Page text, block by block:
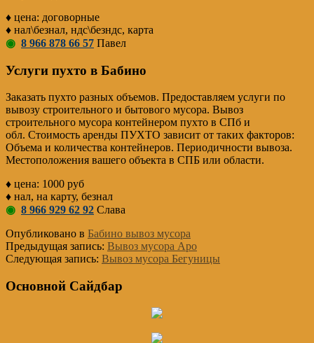
♦ цена: договорные
♦ нал\безнал, ндс\безндс, карта
◉ 8 966 878 66 57 Павел
Услуги пухто в Бабино
Заказать пухто разных объемов. Предоставляем услуги по
вывозу строительного и бытового мусора. Вывоз
строительного мусора контейнером пухто в СПб и
обл. Стоимость аренды ПУХТО зависит от таких факторов:
Объема и количества контейнеров. Периодичности вывоза.
Местоположения вашего объекта в СПБ или области.
♦ цена: 1000 руб
♦ нал, на карту, безнал
◉ 8 966 929 62 92 Слава
Опубликовано в Бабино вывоз мусора
Предыдущая запись: Вывоз мусора Аро
Следующая запись: Вывоз мусора Бегуницы
Основной Сайдбар